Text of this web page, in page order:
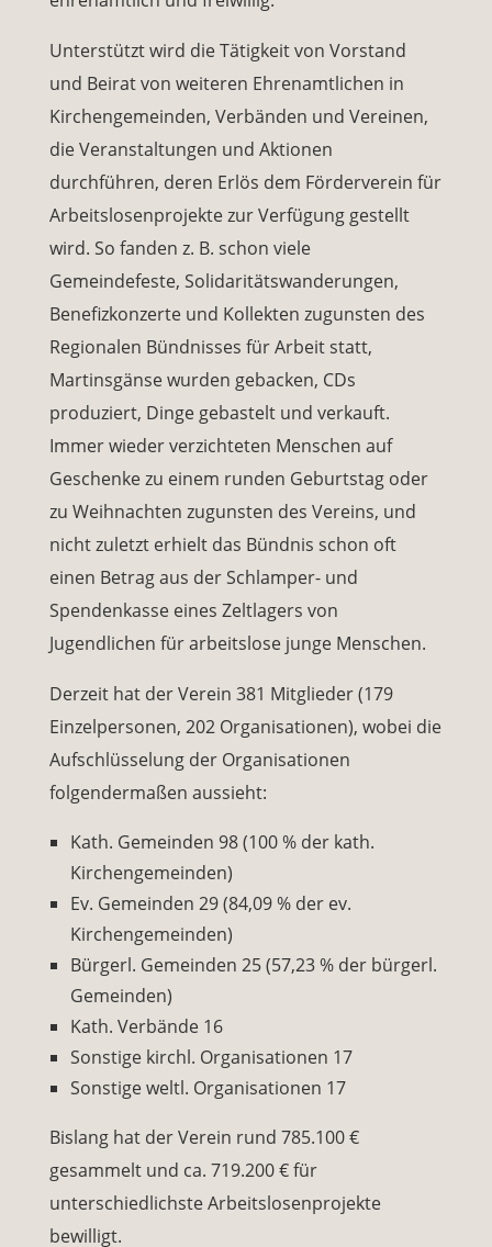
Unterstützt wird die Tätigkeit von Vorstand
und Beirat von weiteren Ehrenamtlichen in
Kirchengemeinden, Verbänden und Vereinen,
die Veranstaltungen und Aktionen
durchführen, deren Erlös dem Förderverein für
Arbeitslosenprojekte zur Verfügung gestellt
wird. So fanden z. B. schon viele
Gemeindefeste, Solidaritätswanderungen,
Benefizkonzerte und Kollekten zugunsten des
Regionalen Bündnisses für Arbeit statt,
Martinsgänse wurden gebacken, CDs
produziert, Dinge gebastelt und verkauft.
Immer wieder verzichteten Menschen auf
Geschenke zu einem runden Geburtstag oder
zu Weihnachten zugunsten des Vereins, und
nicht zuletzt erhielt das Bündnis schon oft
einen Betrag aus der Schlamper- und
Spendenkasse eines Zeltlagers von
Jugendlichen für arbeitslose junge Menschen.
Derzeit hat der Verein 381 Mitglieder (179
Einzelpersonen, 202 Organisationen), wobei die
Aufschlüsselung der Organisationen
folgendermaßen aussieht:
Kath. Gemeinden 98 (100 % der kath.
Kirchengemeinden)
Ev. Gemeinden 29 (84,09 % der ev.
Kirchengemeinden)
Bürgerl. Gemeinden 25 (57,23 % der bürgerl.
Gemeinden)
Kath. Verbände 16
Sonstige kirchl. Organisationen 17
Sonstige weltl. Organisationen 17
Bislang hat der Verein rund 785.100 €
gesammelt und ca. 719.200 € für
unterschiedlichste Arbeitslosenprojekte
bewilligt.